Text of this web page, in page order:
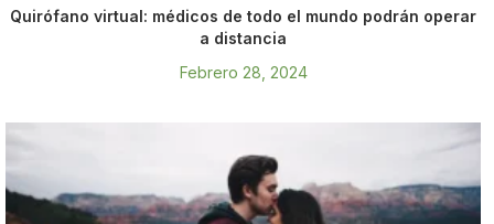
Quirófano virtual: médicos de todo el mundo podrán operar
a distancia
Febrero 28, 2024